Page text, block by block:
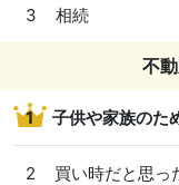
3 相続
不
1 子供や家族のた
2 買い時だと思っ